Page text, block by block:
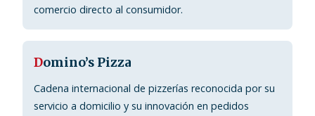
comercio directo al consumidor.
Domino’s Pizza
Cadena internacional de pizzerías reconocida por su
servicio a domicilio y su innovación en pedidos